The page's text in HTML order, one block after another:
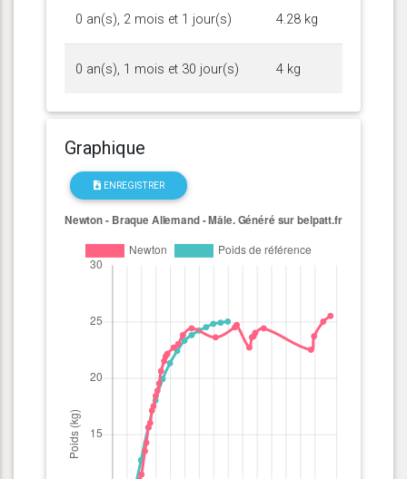
0 an(s), 2 mois et 1 jour(s) 4.28 kg
0 an(s), 1 mois et 30 jour(s) 4 kg
Graphique
ENREGISTRER